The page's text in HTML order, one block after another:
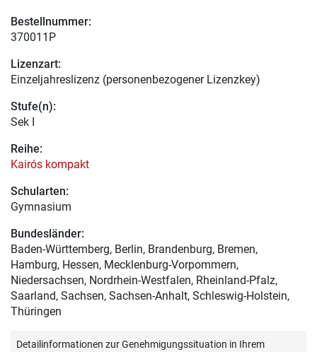
Bestellnummer:
370011P
Lizenzart:
Einzeljahreslizenz (personenbezogener Lizenzkey)
Stufe(n):
Sek I
Reihe:
Kairós kompakt
Schularten:
Gymnasium
Bundesländer:
Baden-Württemberg, Berlin, Brandenburg, Bremen,
Hamburg, Hessen, Mecklenburg-Vorpommern,
Niedersachsen, Nordrhein-Westfalen, Rheinland-Pfalz,
Saarland, Sachsen, Sachsen-Anhalt, Schleswig-Holstein,
Thüringen
Detailinformationen zur Genehmigungssituation in Ihrem